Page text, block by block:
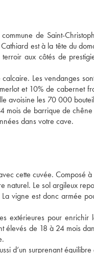
de Saint-
est à la tête du
aux côtés de
Les vendanges
et 10% de cabernet
avoisine les 70 000
mois de barrique de
dans votre cave.
cette cuvée. Composé
naturel. Le sol argileux
vigne est donc armée
extérieures pour enrichir
élevés de 18 à 24 mois
d’un surprenant